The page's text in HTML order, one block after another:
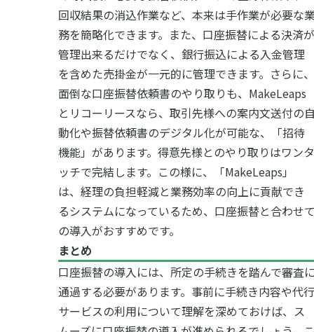
回収結果の消込作業など、本来は手作業が必要な
務を簡略化できます。また、口座振替による決済が
管理出来るだけでなく、銀行振込による入金管理
を含めた売掛金が一元的に管理できます。さらに、
面倒な口座振替依頼書のやり取りも、MakeLeaps
とリコーリースなら、取引先様への案内文送付の
動化や振替依頼書のデジタル化が可能な、「招待
機能」があります。得意先様とのやり取りはワンタ
ッチで完結します。この様に、「MakeLeaps」
は、経理の負担軽減と業務効率の向上に貢献でき
るシステムになっているため、口座振替と合わせ
の導入がおすすめです。
まとめ
口座振替の導入には、所定の手続きを踏んで審査
通過する必要があります。事前に手続き内容や代行
サービスの利用について理解を深めておけば、ス